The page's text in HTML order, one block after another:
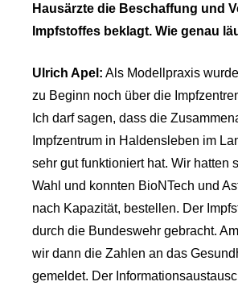
Hausärzte die Beschaffung und
Impfstoffes beklagt. Wie genau
Ulrich Apel: Als Modellpraxis
zu Beginn noch über die
Ich darf sagen, dass die
Impfzentrum in Haldensleben im
sehr gut funktioniert hat. Wir hatten
Wahl und konnten BioNTech und
nach Kapazität, bestellen. Der
durch die Bundeswehr gebracht.
wir dann die Zahlen an das
gemeldet. Der